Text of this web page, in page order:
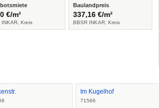
€/m²
INKAR, Kreis
Baulandpreis
337,16 €/m²
BBSR INKAR, Kreis
Im Kugelhof
71566